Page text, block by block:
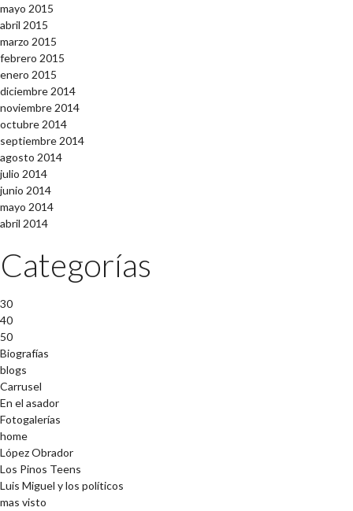
mayo 2015
abril 2015
marzo 2015
febrero 2015
enero 2015
diciembre 2014
noviembre 2014
octubre 2014
septiembre 2014
agosto 2014
julio 2014
junio 2014
mayo 2014
abril 2014
Categorías
30
40
50
Biografías
blogs
Carrusel
En el asador
Fotogalerías
home
López Obrador
Los Pinos Teens
Luis Miguel y los políticos
mas visto